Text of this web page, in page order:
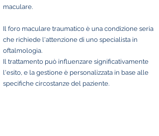
maculare.
Il foro maculare traumatico è una condizione seria
che richiede l'attenzione di uno specialista in
oftalmologia.
Il trattamento può influenzare significativamente
l'esito, e la gestione è personalizzata in base alle
specifiche circostanze del paziente.